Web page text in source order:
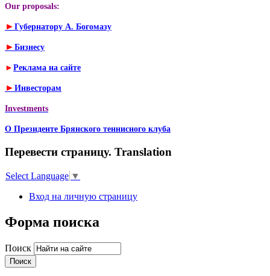
Our proposals:
► Губернатору А. Богомазу
► Бизнесу
► Реклама на сайте
► Инвесторам
Investments
О Президенте Брянского теннисного клуба
Перевести страницу. Translation
Select Language ▼
Вход на личную страницу
Форма поиска
Поиск